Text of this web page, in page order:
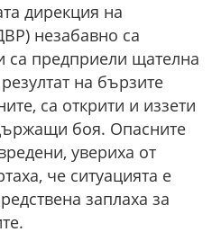
дирекция на
незабавно са
са предприели щателна
на бързите
са открити и иззети
боя. Опасните
увериха от
че ситуацията е
заплаха за